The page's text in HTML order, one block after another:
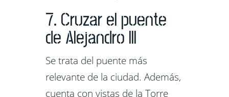
7. Cruzar el puente
de Alejandro III
Se trata del puente más
relevante de la ciudad. Además,
cuenta con vistas de la Torre